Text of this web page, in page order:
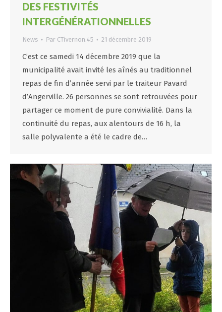
DES FESTIVITÉS
INTERGÉNÉRATIONNELLES
News Par CTivernon.45 21 décembre 2019
C’est ce samedi 14 décembre 2019 que la
municipalité avait invité les aînés au traditionnel
repas de fin d’année servi par le traiteur Pavard
d’Angerville. 26 personnes se sont retrouvées pour
partager ce moment de pure convivialité. Dans la
continuité du repas, aux alentours de 16 h, la
salle polyvalente a été le cadre de…